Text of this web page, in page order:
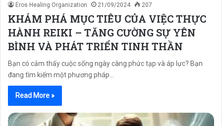
Eros Healing Organization 21/09/2024 207
KHÁM PHÁ MỤC TIÊU CỦA VIỆC THỰC
HÀNH REIKI – TĂNG CƯỜNG SỰ YÊN
BÌNH VÀ PHÁT TRIỂN TINH THẦN
Bạn có cảm thấy cuộc sống ngày càng phức tạp và áp lực? Bạn
đang tìm kiếm một phương pháp…
Read More »